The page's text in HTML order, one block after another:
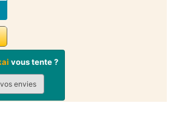
vous tente ?
envies